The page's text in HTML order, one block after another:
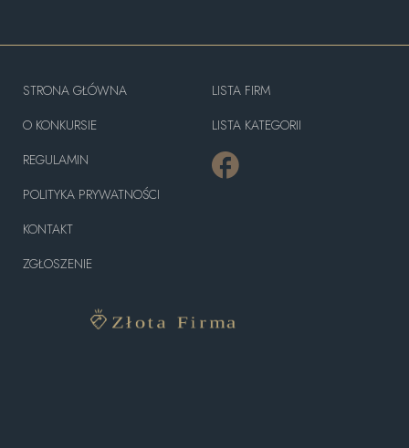
STRONA GŁÓWNA
O KONKURSIE
REGULAMIN
POLITYKA PRYWATNOŚCI
KONTAKT
ZGŁOSZENIE
LISTA FIRM
LISTA KATEGORII